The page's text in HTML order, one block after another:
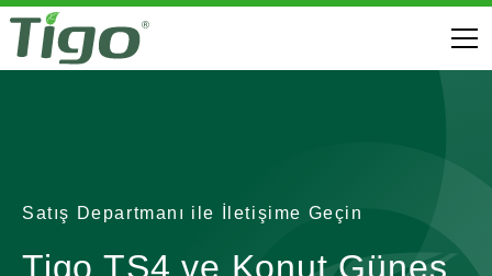
Satış Departmanı ile İletişime Geçin
Tigo TS4 ve Konut Güneş